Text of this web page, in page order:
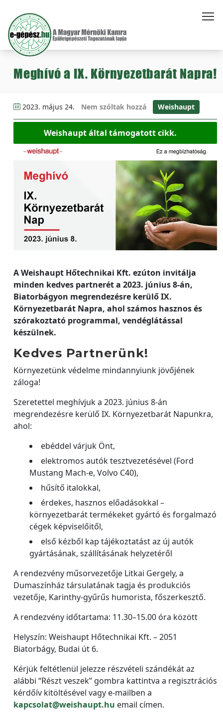
Meghívó a IX. Környezetbarát Napra!
2023. május 24. Nem szóltak hozzá Weishaupt
Weishaupt által támogatott cikk.
A Weishaupt Hőtechnikai Kft. ezúton invitálja
minden kedves partnerét a 2023. június 8-án,
Biatorbágyon megrendezésre kerülő IX.
Környezetbarát Napra, ahol számos hasznos és
szórakoztató programmal, vendéglátással
készülnek.
Kedves Partnerünk!
Környezetünk védelme mindannyiunk jövőjének
záloga!
Szeretettel meghívjuk a 2023. június 8-án
megrendezésre kerülő IX. Környezetbarát Napunkra,
ahol:
ebéddel várjuk Önt,
elektromos autók tesztvezetésével (Ford
Mustang Mach-e, Volvo C40),
hűsítő italokkal,
érdekes, hasznos előadásokkal –
környezetbarát termékeket gyártó és forgalmazó
cégek képviselőitől,
első kézből kap tájékoztatást az új autók
gyártásának, szállításának helyzetéről
A rendezvény műsorvezetője Litkai Gergely, a
Dumaszínház társulatának tagja és produkciós
vezetője, Karinthy-gyűrűs humorista, főszerkesztő.
A rendezvény időtartama: 11.30–15.00 óra között
Helyszín: Weishaupt Hőtechnikai Kft. – 2051
Biatorbágy, Budai út 6.
Kérjük feltétlenül jelezze részvételi szándékát az
alábbi “Részt veszek” gombra kattintva a regisztrációs
kérdőív kitöltésével vagy e-mailben a
kapcsolat@weishaupt.hu email címen.